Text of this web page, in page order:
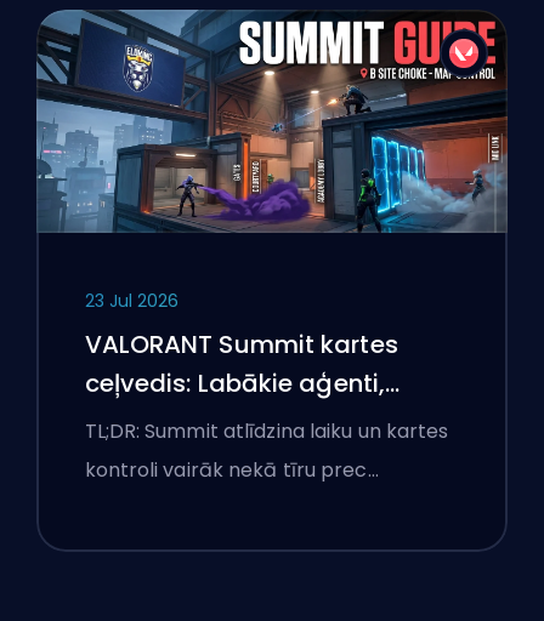
23 Jul 2026
VALORANT Summit kartes
ceļvedis: Labākie aģenti,
izsaukumi un dūmi
TL;DR: Summit atlīdzina laiku un kartes
kontroli vairāk nekā tīru prec…